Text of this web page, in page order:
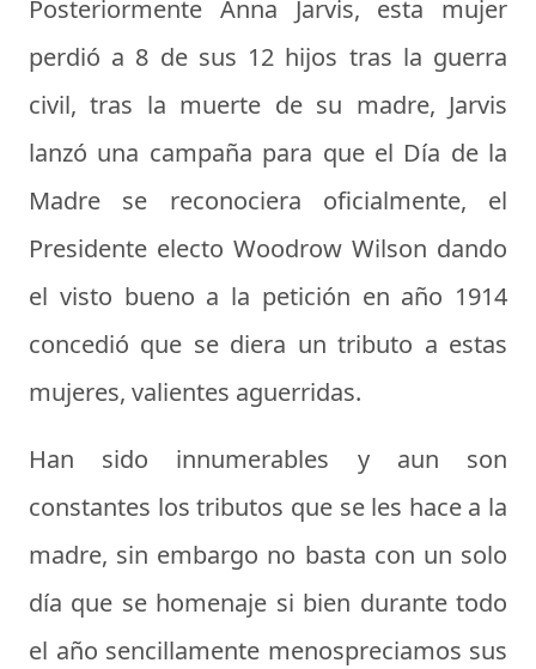
Posteriormente Anna Jarvis, esta mujer
perdió a 8 de sus 12 hijos tras la guerra
civil, tras la muerte de su madre, Jarvis
lanzó una campaña para que el Día de la
Madre se reconociera oficialmente, el
Presidente electo Woodrow Wilson dando
el visto bueno a la petición en año 1914
concedió que se diera un tributo a estas
mujeres, valientes aguerridas.
Han sido innumerables y aun son
constantes los tributos que se les hace a la
madre, sin embargo no basta con un solo
día que se homenaje si bien durante todo
el año sencillamente menospreciamos sus